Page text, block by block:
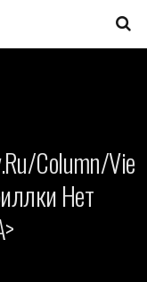
column/vie
Нет